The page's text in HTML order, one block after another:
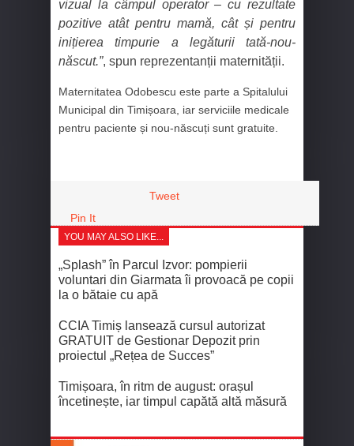
vizual la câmpul operator – cu rezultate
pozitive atât pentru mamă, cât și pentru
inițierea timpurie a legăturii tată-nou-
născut.”, spun reprezentanții maternității.
Maternitatea Odobescu este parte a Spitalului
Municipal din Timișoara, iar serviciile medicale
pentru paciente și nou-născuți sunt gratuite.
Tweet
Pin It
YOU MAY ALSO LIKE...
„Splash” în Parcul Izvor: pompierii
voluntari din Giarmata îi provoacă pe copii
la o bătaie cu apă
CCIA Timiș lansează cursul autorizat
GRATUIT de Gestionar Depozit prin
proiectul „Rețea de Succes”
Timișoara, în ritm de august: orașul
încetinește, iar timpul capătă altă măsură